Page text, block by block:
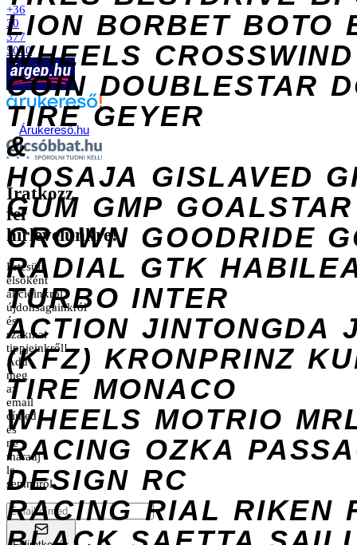
LION BORBET BOTO
WHEELS CROSSWIND
COIN DOUBLESTAR
TIRE GEYER
&
HOSAJA GISLAVED
GUM GMP GOALSTAR
CROWN GOODRIDE
RADIAL GTK
TURBO INTER
ACTION JINTONGDA
(KFZ) KRONPRINZ
TIRE MONACO
WHEELS MOTRIO
RACING OZKA
DESIGN RC
RACING RIAL RIKEN
+36
30
377
5040
Árukereső.hu
Iratkozz
fel
hírlevelünkre!
Értesülj
elsőként
akcióinkról,
újdonságainkról
és
szakmai
tippjeinkről!
Add
meg
az
email
címed
és
ne
maradj
le
semmiről.